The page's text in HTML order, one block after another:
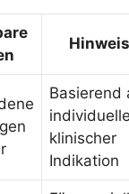
Basierend
klinischer
Indikation